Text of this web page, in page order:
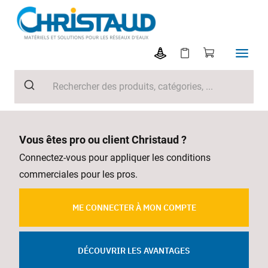
Vous êtes pro ou client Christaud ?
Connectez-vous pour appliquer les conditions
commerciales pour les pros.
ME CONNECTER À MON COMPTE
DÉCOUVRIR LES AVANTAGES